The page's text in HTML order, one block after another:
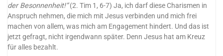
der Besonnenheit!“(2. Tim 1, 6-7) Ja, ich darf diese Charismen in
Anspruch nehmen, die mich mit Jesus verbinden und mich frei
machen von allem, was mich am Engagement hindert. Und das ist
jetzt gefragt, nicht irgendwann später. Denn Jesus hat am Kreuz
für alles bezahlt.